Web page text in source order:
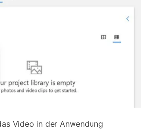
Video in der Anwendung